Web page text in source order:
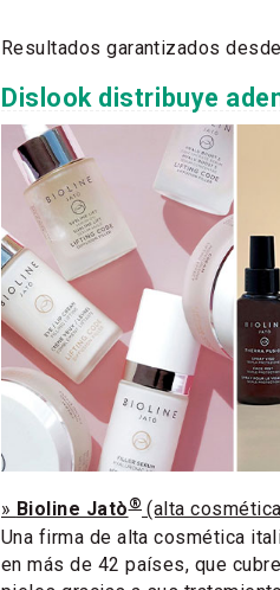
Resultados garantizados
Dislook distribuye
» Bioline Jatò® (alta
Una firma de alta cosmética
en más de 42 países, que